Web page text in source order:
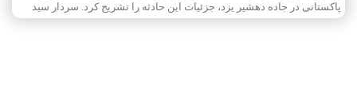
پاکستانی در جاده دهشیر یزد، جزئیات این حادثه را تشریح کرد. سردار سید